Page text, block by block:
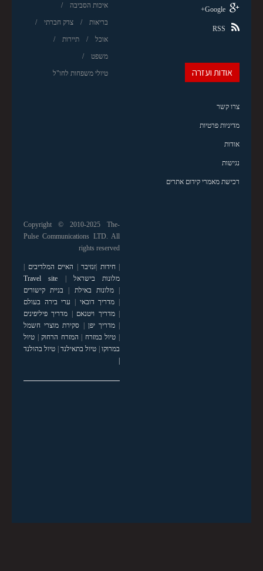
איכות הסביבה
בריאות צדק חברתי
אוכל תיירות
משפט
טיולי משפחות לחו"ל
Google+
RSS
אודות ועזרה
צרו קשר
מדיניות פרטיות
אודות
נגישות
רכישת מאמרי קידום אתרים
Copyright © 2010-2025 The-
Pulse Communications LTD. All
rights reserved
|חידות |זנזיבר | האיים המלדיבים |
מלונות בישראל |
Travel site
|מלונות באילת | בניית קישורים
| מדריך דובאי | ערי בירה בעולם
|מדריך ויטנאם | מדריך פיליפינים
|מדריך יפן | סקירת מוצרי חשמל
| טיול במזרח | המזרח הרחוק| טיול
במרוקו| טיול בתאילנד| טיול בהולנד
|